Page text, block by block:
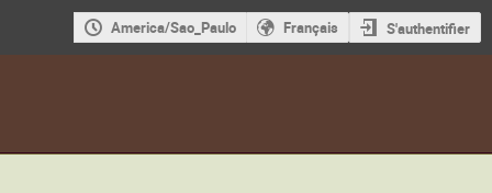
America/Sao_Paulo Français S'authentifier